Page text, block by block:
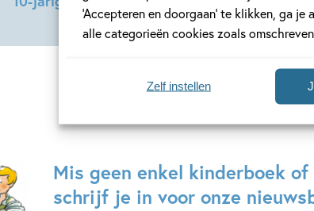
‘Accepteren en doorgaan’ te klikken, ga
alle categorieën cookies zoals
Zelf instellen
Moore
Roelof
Mis geen enkel kinderboek
schrijf je in voor onze